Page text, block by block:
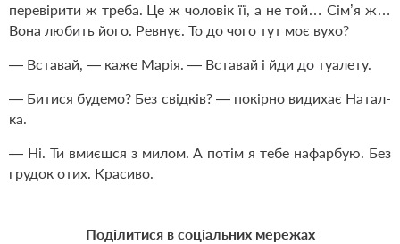
перевірити ж треба. Це ж чоловік її, а не той… Сім’я ж…
Вона любить його. Ревнує. То до чого тут моє вухо?
— Вставай, — каже Марія. — Вставай і йди до туалету.
— Битися будемо? Без свідків? — покірно видихає Натал-
ка.
— Ні. Ти вмиєшся з милом. А потім я тебе нафарбую. Без
грудок отих. Красиво.
Поділитися в соціальних мережах